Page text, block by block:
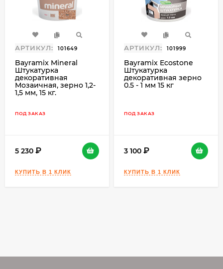
используется специальный структурный
валик. Для ускорения отделочных работ и
отделки больших площадей материал можно
наносить краскопультом (давление в
изменяться в зависимости от давления в
компрессоре (чем ниже давление, тем
больше размер крупинок).
АРТИКУЛ: 101649
Bayramix Mineral
Штукатурка
декоративная
Мозаичная, зерно 1,2-
1,5 мм, 15 кг.
ПОД ЗАКАЗ
5 230
АРТИКУЛ: 101999
Bayramix Ecostone
Штукатурка
декоративная зерно
0.5 - 1 мм 15 кг
ПОД ЗАКАЗ
3 100